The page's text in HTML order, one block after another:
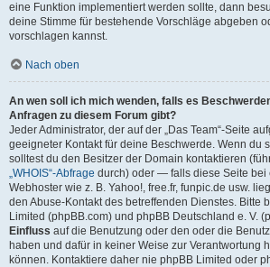
eine Funktion implementiert werden sollte, dann
deine Stimme für bestehende Vorschläge abgeben
vorschlagen kannst.
Nach oben
An wen soll ich mich wenden, falls es
Anfragen zu diesem Forum gibt?
Jeder Administrator, der auf der „Das Team“-Seite
geeigneter Kontakt für deine Beschwerde. Wenn du
solltest du den Besitzer der Domain kontaktieren
„WHOIS“-Abfrage durch) oder — falls diese Seite bei
Webhoster wie z. B. Yahoo!, free.fr, funpic.de usw.
den Abuse-Kontakt des betreffenden Dienstes. Bitte
Limited (phpBB.com) und phpBB Deutschland e. V.
Einfluss auf die Benutzung oder den oder die
haben und dafür in keiner Weise zur Verantwortung
können. Kontaktiere daher nie phpBB Limited oder